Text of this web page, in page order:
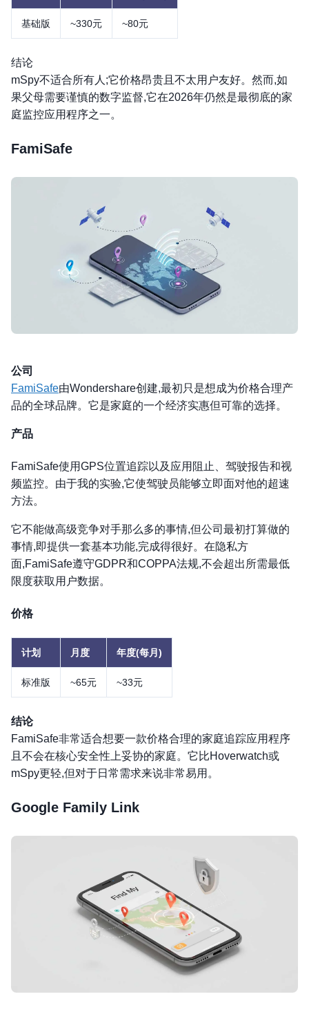
基础版 ~330元 ~80元
结论
mSpy不适合所有人;它价格昂贵且不太用户友好。然而,如
果父母需要谨慎的数字监督,它在2026年仍然是最彻底的家
庭监控应用程序之一。
FamiSafe
公司
FamiSafe由Wondershare创建,最初只是想成为价格合理产
品的全球品牌。它是家庭的一个经济实惠但可靠的选择。
产品
FamiSafe使用GPS位置追踪以及应用阻止、驾驶报告和视
频监控。由于我的实验,它使驾驶员能够立即面对他的超速
方法。
它不能做高级竞争对手那么多的事情,但公司最初打算做的
事情,即提供一套基本功能,完成得很好。在隐私方
面,FamiSafe遵守GDPR和COPPA法规,不会超出所需最低
限度获取用户数据。
价格
计划 月度 年度(每月)
标准版 ~65元 ~33元
结论
FamiSafe非常适合想要一款价格合理的家庭追踪应用程序
且不会在核心安全性上妥协的家庭。它比Hoverwatch或
mSpy更轻,但对于日常需求来说非常易用。
Google Family Link